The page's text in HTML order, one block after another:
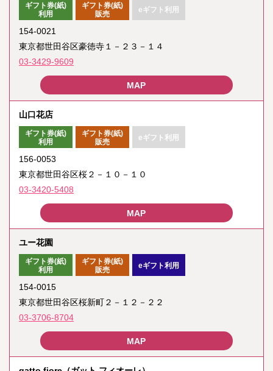
ギフト券(紙)
利用
ギフト券(紙)
販売
eギフト利用
154-0021
東京都世田谷区豪徳寺１－２３－１４
03-3429-9609
山口花店
ギフト券(紙)
利用
ギフト券(紙)
販売
eギフト利用
156-0053
東京都世田谷区桜２－１０－１０
03-3420-5408
ユー花園
ギフト券(紙)
利用
ギフト券(紙)
販売
eギフト利用
154-0015
東京都世田谷区桜新町２－１２－２２
03-3706-8704